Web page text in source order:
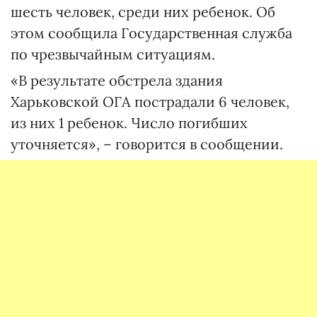
шесть человек, среди них ребенок. Об
этом сообщила Государственная служба
по чрезвычайным ситуациям.
«В результате обстрела здания
Харьковской ОГА пострадали 6 человек,
из них 1 ребенок. Число погибших
уточняется», – говорится в сообщении.